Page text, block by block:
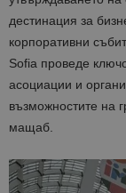
дестинация за
корпоративни
Sofia проведе
асоциации и
възможностите на
мащаб.